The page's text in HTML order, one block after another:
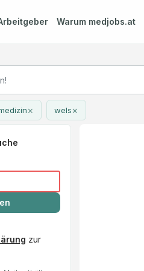
Warum medjobs.at
× wels×
zur